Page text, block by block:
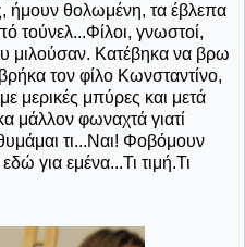
ήμουν θολωμένη, τα έβλεπα
τούνελ...Φίλοι, γνωστοί,
μιλούσαν. Κατέβηκα να βρω
τον φίλο Κωνσταντίνο,
μερικές μπύρες και μετά
μάλλον φωναχτά γιατί
τι...Ναι! Φοβόμουν
για εμένα...Τι τιμή.Τι